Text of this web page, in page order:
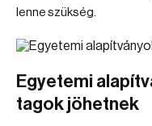
lenne szükség.
Egyetemi
tagok jöhetnek